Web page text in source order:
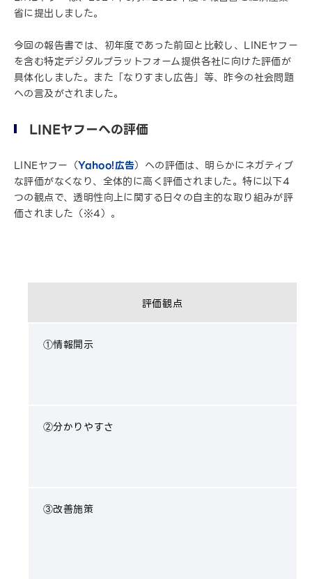
省に提出しました。
今回の報告書では、初年度であった前回と比較し、LINEヤフー
を含む特定デジタルプラットフォーム提供各社に向けた評価が
具体化しました。また「なりすまし広告」等、昨今の社会問題
への言及がされました。
LINEヤフーへの評価
LINEヤフー（Yahoo!広告）への評価は、明らかにネガティブ
な評価がなくなり、全体的に高く評価されました。特に以下4
つの観点で、透明性向上に関する日々の自主的な取り組みが評
価されました（※4）。
評価観点
①情報開示
②分かりやすさ
③改善施策